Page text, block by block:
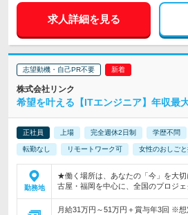
求人詳細を見る
志望動機・自己PR不要
株式会社リンク
希望を叶える【ITエンジニア】年収最
正社員 上場 完全週休2日制 学歴不問
転勤なし リモートワーク可 女性のおしご
勤務地
★働く場所は、あなたの「今」を大
古屋・福岡を中心に、全国のプロジェ
月給31万円～51万円＋賞与年3回 ※